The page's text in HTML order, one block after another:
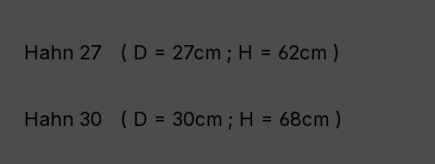
Hahn 27 ( D = 27cm ; H = 62cm )
Hahn 30 ( D = 30cm ; H = 68cm )